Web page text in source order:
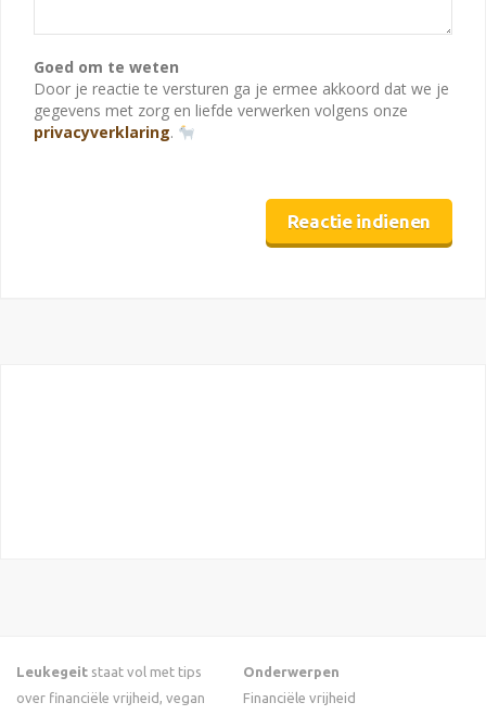
Goed om te weten
Door je reactie te versturen ga je ermee akkoord dat we je
gegevens met zorg en liefde verwerken volgens onze
privacyverklaring.
Leukegeit staat vol met tips
over financiële vrijheid, vegan
Onderwerpen
Financiële vrijheid